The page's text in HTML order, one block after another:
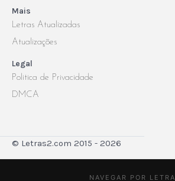
Mais
Letras Atualizadas
Atualizações
Legal
Politica de Privacidade
DMCA
© Letras2.com 2015 - 2026
NAVEGAR POR LETRA